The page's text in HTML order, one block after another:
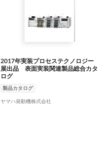
2017年実装プロセステクノロジー
展出品 表面実装関連製品総合カタ
ログ
製品カタログ
ヤマハ発動機株式会社